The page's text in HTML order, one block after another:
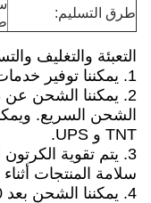
طرق التسليم:
التعبئة والتغليف
1. يمكننا توفير خدمات من الباب إلى الباب.
2. يمكننا الشحن
TNT و UPS.
3. يتم تقوية
سلامة المنتجات أثناء
4. يمكننا الشحن بعد 30 يومًا من الدفع.